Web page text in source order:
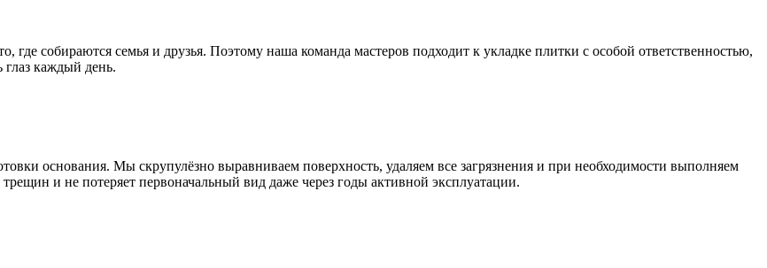
где собираются семья и друзья. Поэтому наша команда мастеров подходит к укладке плитки с особой ответственностью,
глаз каждый день.
основания. Мы скрупулёзно выравниваем поверхность, удаляем все загрязнения и при необходимости выполняем
и не потеряет первоначальный вид даже через годы активной эксплуатации.